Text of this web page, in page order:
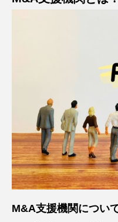
M&A支援機関につい